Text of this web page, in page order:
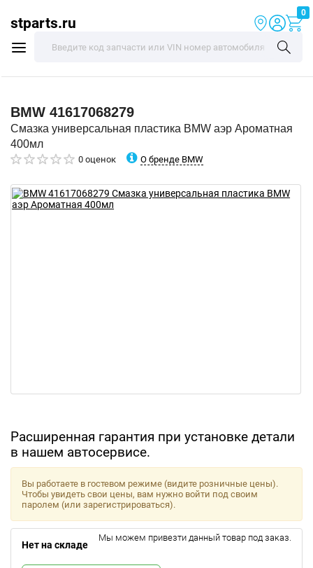
stparts.ru
0
BMW 41617068279
Смазка универсальная пластика BMW аэр Ароматная
400мл
0 оценок О бренде BMW
Расширенная гарантия при установке детали
в нашем автосервисе.
Вы работаете в гостевом режиме (видите розничные цены).
Чтобы увидеть свои цены, вам нужно войти под своим
паролем (или зарегистрироваться).
Нет на складе
Мы можем привезти данный товар под заказ.